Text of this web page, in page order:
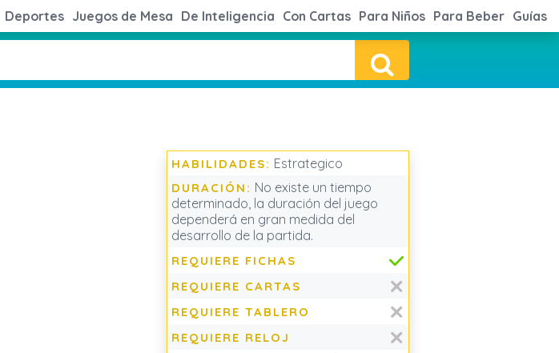
Deportes Juegos de Mesa De Inteligencia Con Cartas Para Niños Para Beber Guías
HABILIDADES: Estrategico
DURACIÓN: No existe un tiempo
determinado, la duración del juego
dependerá en gran medida del
desarrollo de la partida.
REQUIERE FICHAS
REQUIERE CARTAS
REQUIERE TABLERO
REQUIERE RELOJ